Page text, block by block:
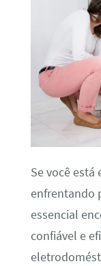
Se você está
enfrentando
essencial
confiável e